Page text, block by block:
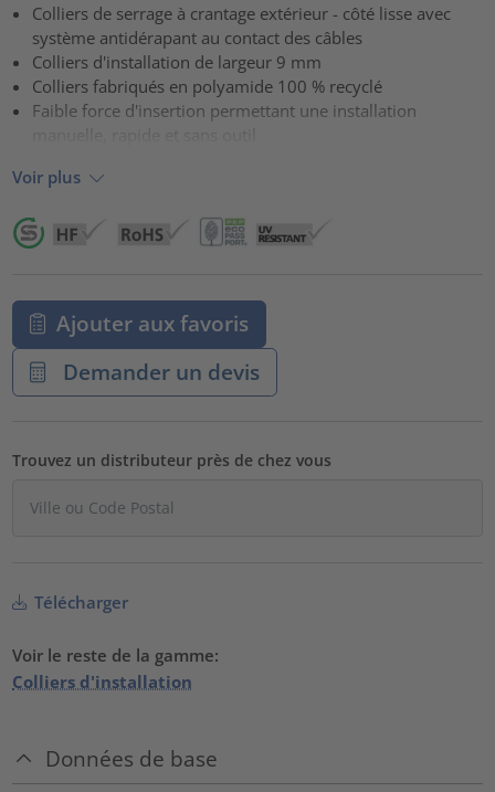
Colliers de serrage à crantage extérieur - côté lisse avec
système antidérapant au contact des câbles
Colliers d'installation de largeur 9 mm
Colliers fabriqués en polyamide 100 % recyclé
Faible force d'insertion permettant une installation
Voir plus
Ajouter aux favoris
Demander un devis
Trouvez un distributeur près de chez vous
Télécharger
Voir le reste de la gamme:
Colliers d'installation
Données de base